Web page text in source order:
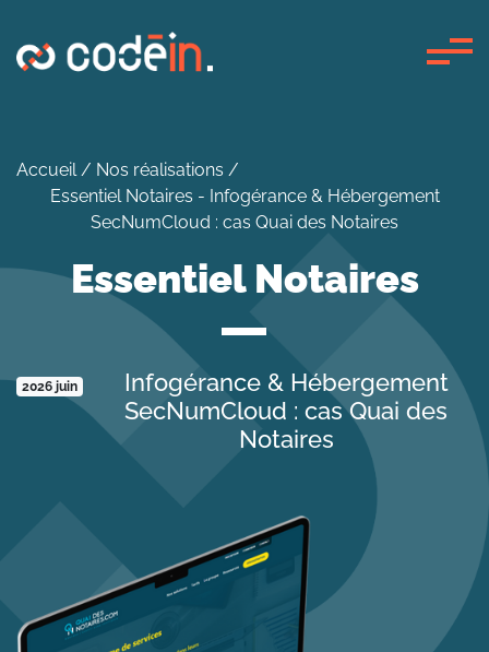
Accueil/ Nos réalisations /
Essentiel Notaires - Infogérance & Hébergement
SecNumCloud : cas Quai des Notaires
Essentiel Notaires
2026 juin
Infogérance & Hébergement
SecNumCloud : cas Quai des
Notaires